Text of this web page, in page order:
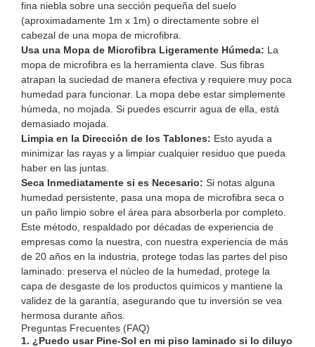
fina niebla sobre una sección pequeña del suelo
(aproximadamente 1m x 1m) o directamente sobre el
cabezal de una mopa de microfibra.
Usa una Mopa de Microfibra Ligeramente Húmeda: La
mopa de microfibra es la herramienta clave. Sus fibras
atrapan la suciedad de manera efectiva y requiere muy poca
humedad para funcionar. La mopa debe estar simplemente
húmeda, no mojada. Si puedes escurrir agua de ella, está
demasiado mojada.
Limpia en la Dirección de los Tablones: Esto ayuda a
minimizar las rayas y a limpiar cualquier residuo que pueda
haber en las juntas.
Seca Inmediatamente si es Necesario: Si notas alguna
humedad persistente, pasa una mopa de microfibra seca o
un paño limpio sobre el área para absorberla por completo.
Este método, respaldado por décadas de experiencia de
empresas como la nuestra, con nuestra experiencia de más
de 20 años en la industria, protege todas las partes del piso
laminado: preserva el núcleo de la humedad, protege la
capa de desgaste de los productos químicos y mantiene la
validez de la garantía, asegurando que tu inversión se vea
hermosa durante años.
Preguntas Frecuentes (FAQ)
1. ¿Puedo usar Pine-Sol en mi piso laminado si lo diluyo